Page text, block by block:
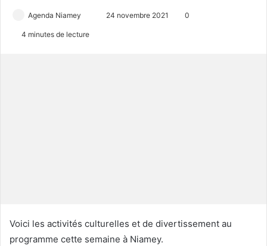
Agenda Niamey 24 novembre 2021 0
4 minutes de lecture
Voici les activités culturelles et de divertissement au
programme cette semaine à Niamey.